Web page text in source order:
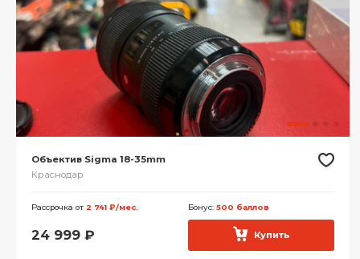
Объектив Sigma 18-35mm
Краснодар
Рассрочка от 2 741 ₽/мес. Бонус: 500 баллов
24 999 ₽ Купить